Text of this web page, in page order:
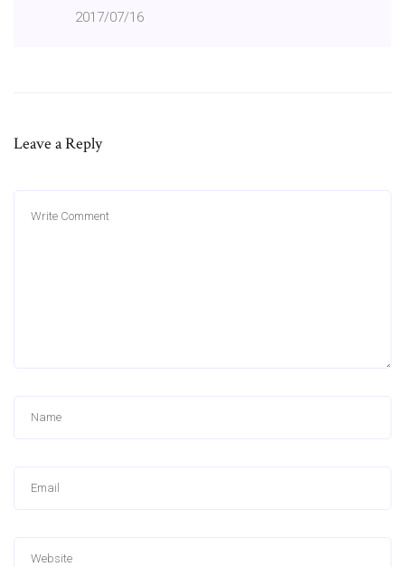
2017/07/16
Leave a Reply